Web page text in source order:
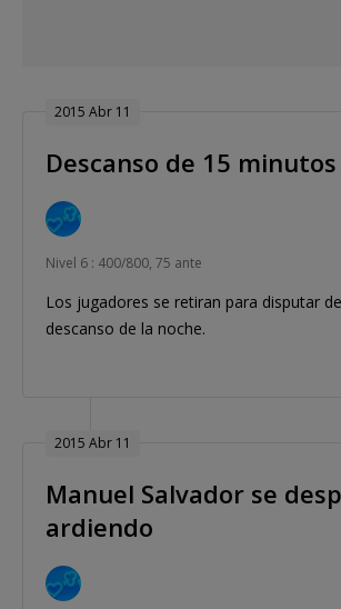
2015 Abr 11
Descanso de 15 minutos
Nivel 6 : 400/800, 75 ante
Los jugadores se retiran para disputar
descanso de la noche.
2015 Abr 11
Manuel Salvador se
ardiendo